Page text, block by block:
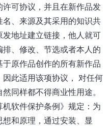
可协议，并且在新作品发
、来源及其采用的知识共
地址建立链接，他人就可
、修改、节选或者本人的
原作品创作的所有新作品
此适用该项协议， 对任何
同样都不得商业性用途。
软件保护条例》规定：为
和原理，通过安装、显